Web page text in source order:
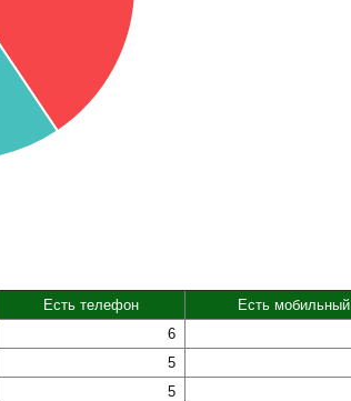
Есть телефон Есть мобильный
6
5
5